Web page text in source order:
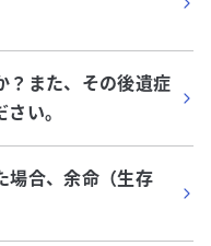
？また、その後遺症
い。
場合、余命（生存